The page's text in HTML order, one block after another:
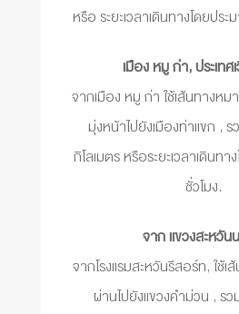
หรือ ระยะเวลาเดินทางโดยปร
เมือง หมู ก่า, ประเท
จากเมือง หมู ก่า ใช้เส้นทางหม
มุ่งหน้าไปยังเมืองท่าแขก , ร
กิโลเมตร หรือระยะเวลาเดินท
ชั่วโมง.
จาก แขวงสะหวัน
จากโรงแรมสะหวันรีสอร์ท, ใช้
ผ่านไปยังแขวงคำม่วน , รว